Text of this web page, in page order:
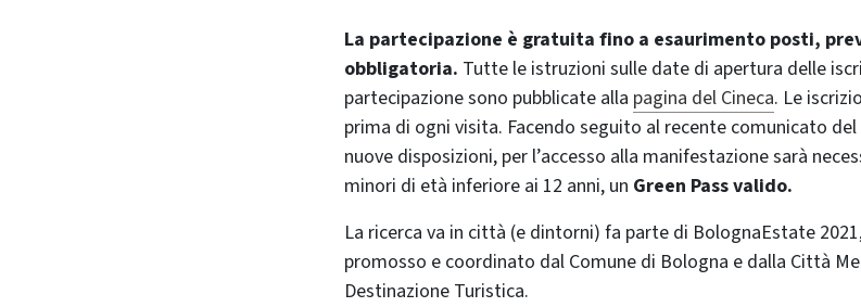
La partecipazione è gratuita fino a esaurimento posti,
obbligatoria. Tutte le istruzioni sulle date di apertura delle
partecipazione sono pubblicate alla pagina del Cineca. Le
prima di ogni visita. Facendo seguito al recente comunicato
nuove disposizioni, per l’accesso alla manifestazione sarà
minori di età inferiore ai 12 anni, un Green Pass valido.
La ricerca va in città (e dintorni) fa parte di BolognaEstate
promosso e coordinato dal Comune di Bologna e dalla Città
Destinazione Turistica.